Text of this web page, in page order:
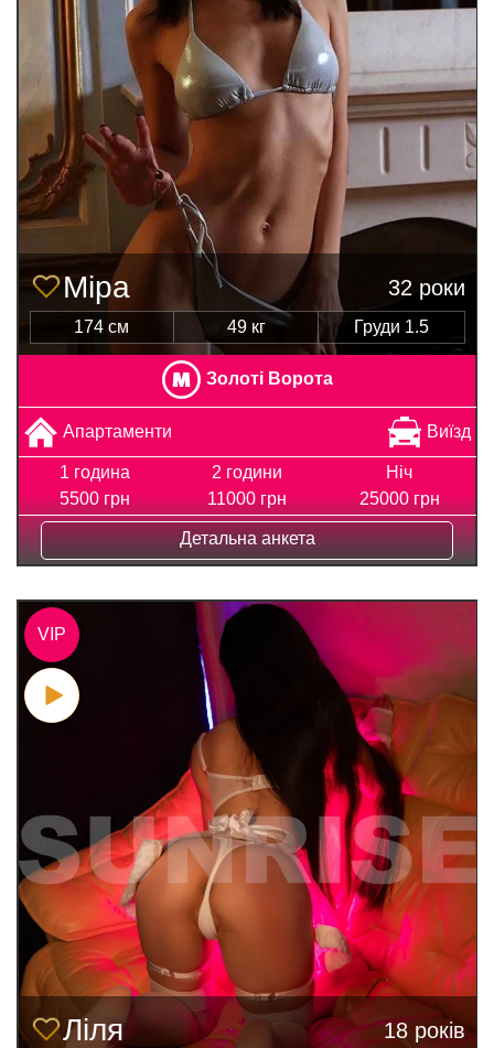
Міра 32 роки
174 см 49 кг Груди 1.5
Золоті Ворота
Апартаменти Виїзд
1 година
5500 грн
2 години
11000 грн
Ніч
25000 грн
Детальна анкета
Ліля 18 років
VIP